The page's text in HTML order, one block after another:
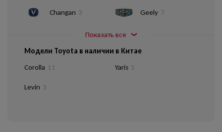
Changan 3 Geely 7
Показать все
Модели Toyota в наличии в Китае
Corolla 11
Levin 3
Yaris 1